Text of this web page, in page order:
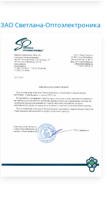
ЗАО Светлана-Оптоэлектроника